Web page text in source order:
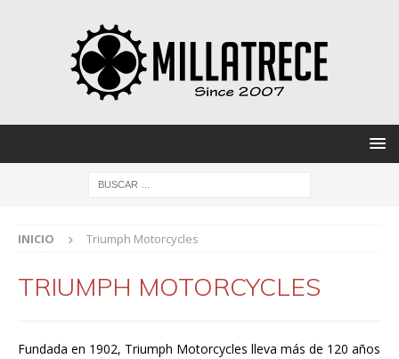
INICIO Triumph Motorcycles
TRIUMPH MOTORCYCLES
Fundada en 1902, Triumph Motorcycles lleva más de 120 años